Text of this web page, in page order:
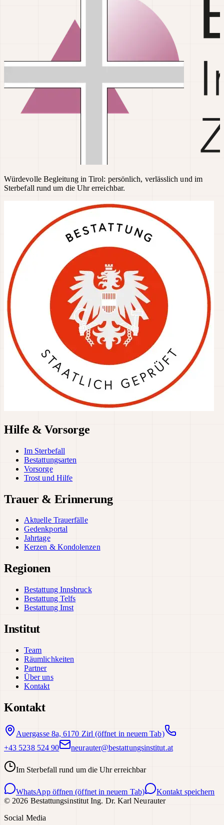
Würdevolle Begleitung in Tirol: persönlich, verlässlich und im
Sterbefall rund um die Uhr erreichbar.
Hilfe & Vorsorge
Im Sterbefall
Bestattungsarten
Vorsorge
Trost und Hilfe
Trauer & Erinnerung
Aktuelle Trauerfälle
Gedenkportal
Jahrtage
Kerzen & Kondolenzen
Regionen
Bestattung Innsbruck
Bestattung Telfs
Bestattung Imst
Institut
Team
Räumlichkeiten
Partner
Über uns
Kontakt
Kontakt
Auergasse 8a, 6170 Zirl (öffnet in neuem Tab)
+43 5238 524 90
neurauter@bestattungsinstitut.at
Im Sterbefall rund um die Uhr erreichbar
WhatsApp öffnen (öffnet in neuem Tab)
Kontakt speichern
© 2026 Bestattungsinstitut Ing. Dr. Karl Neurauter
Social Media